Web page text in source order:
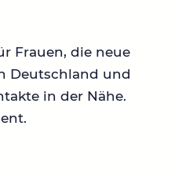
Frauen, die neue
Deutschland und
in der Nähe.